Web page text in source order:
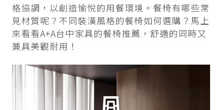
格協調，以創造愉悅的用餐環境。餐椅有哪些常
見材質呢？不同裝潢風格的餐椅如何選購？馬上
來看看A+A台中家具的餐椅推薦，舒適的同時又
兼具美觀耐用！